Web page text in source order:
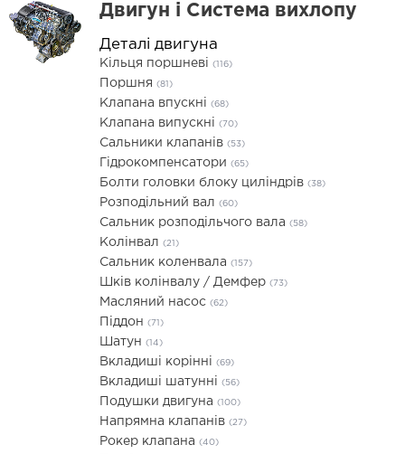
Двигун і Система вихлопу
Деталі двигуна
Кільця поршневі (116)
Поршня (81)
Клапана впускні (68)
Клапана випускні (70)
Сальники клапанів (53)
Гідрокомпенсатори (65)
Болти головки блоку циліндрів (38)
Розподільний вал (60)
Сальник розподільчого вала (58)
Колінвал (21)
Сальник коленвала (157)
Шків колінвалу / Демфер (73)
Масляний насос (62)
Піддон (71)
Шатун (14)
Вкладиші корінні (69)
Вкладиші шатунні (56)
Подушки двигуна (100)
Напрямна клапанів (27)
Рокер клапана (40)